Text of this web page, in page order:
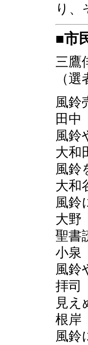
り、
■市
三鷹
（
風鈴
田
風鈴
大
風鈴
大和
風鈴
大
聖書
小
風鈴
拝
見え
根
風鈴